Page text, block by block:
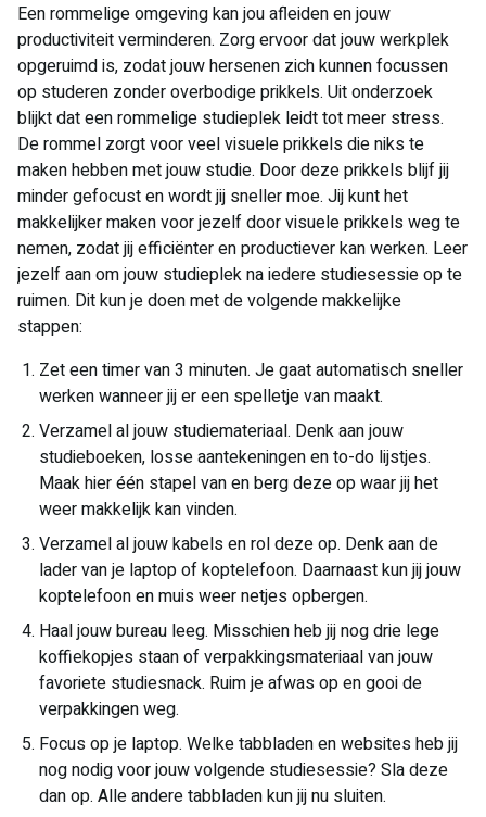
Een rommelige omgeving kan jou afleiden en jouw
productiviteit verminderen. Zorg ervoor dat jouw werkplek
opgeruimd is, zodat jouw hersenen zich kunnen focussen
op studeren zonder overbodige prikkels. Uit onderzoek
blijkt dat een rommelige studieplek leidt tot meer stress.
De rommel zorgt voor veel visuele prikkels die niks te
maken hebben met jouw studie. Door deze prikkels blijf jij
minder gefocust en wordt jij sneller moe. Jij kunt het
makkelijker maken voor jezelf door visuele prikkels weg te
nemen, zodat jij efficiënter en productiever kan werken. Leer
jezelf aan om jouw studieplek na iedere studiesessie op te
ruimen. Dit kun je doen met de volgende makkelijke
stappen:
Zet een timer van 3 minuten. Je gaat automatisch sneller
werken wanneer jij er een spelletje van maakt.
Verzamel al jouw studiemateriaal. Denk aan jouw
studieboeken, losse aantekeningen en to-do lijstjes.
Maak hier één stapel van en berg deze op waar jij het
weer makkelijk kan vinden.
Verzamel al jouw kabels en rol deze op. Denk aan de
lader van je laptop of koptelefoon. Daarnaast kun jij jouw
koptelefoon en muis weer netjes opbergen.
Haal jouw bureau leeg. Misschien heb jij nog drie lege
koffiekopjes staan of verpakkingsmateriaal van jouw
favoriete studiesnack. Ruim je afwas op en gooi de
verpakkingen weg.
Focus op je laptop. Welke tabbladen en websites heb jij
nog nodig voor jouw volgende studiesessie? Sla deze
dan op. Alle andere tabbladen kun jij nu sluiten.